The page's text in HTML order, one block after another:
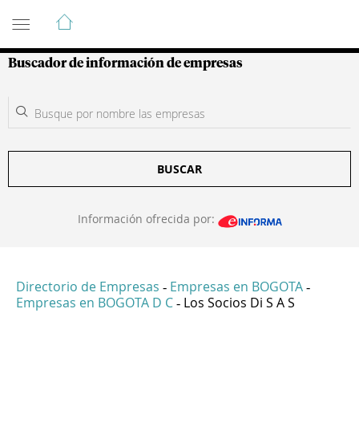
Guía de Empresas Colombianas
Buscador de información de empresas
BUSCAR
Información ofrecida por:
Directorio de Empresas - Empresas en BOGOTA -
Empresas en BOGOTA D C - Los Socios Di S A S